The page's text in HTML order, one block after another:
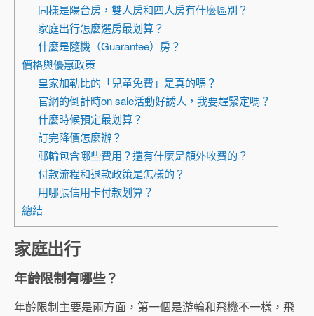
同樣是陽台房，雙人房和四人房有什麼區別？
家庭出行怎麼選房最划算？
什麼是隨機（Guarantee）房？
價格與優惠政策
皇家加勒比的「兒童免費」是真的嗎？
官網的倒計時on sale活動好誘人，我要趕緊定嗎？
什麼時候預定最划算？
訂完降價怎麼辦？
郵輪包含哪些費用？還有什麼是額外收費的？
付款流程和退款政策是怎樣的？
用哪張信用卡付款划算？
總結
家庭出行
年齡限制有哪些？
年齡限制主要是兩方面，第一個是游輪和飛機不一樣，飛